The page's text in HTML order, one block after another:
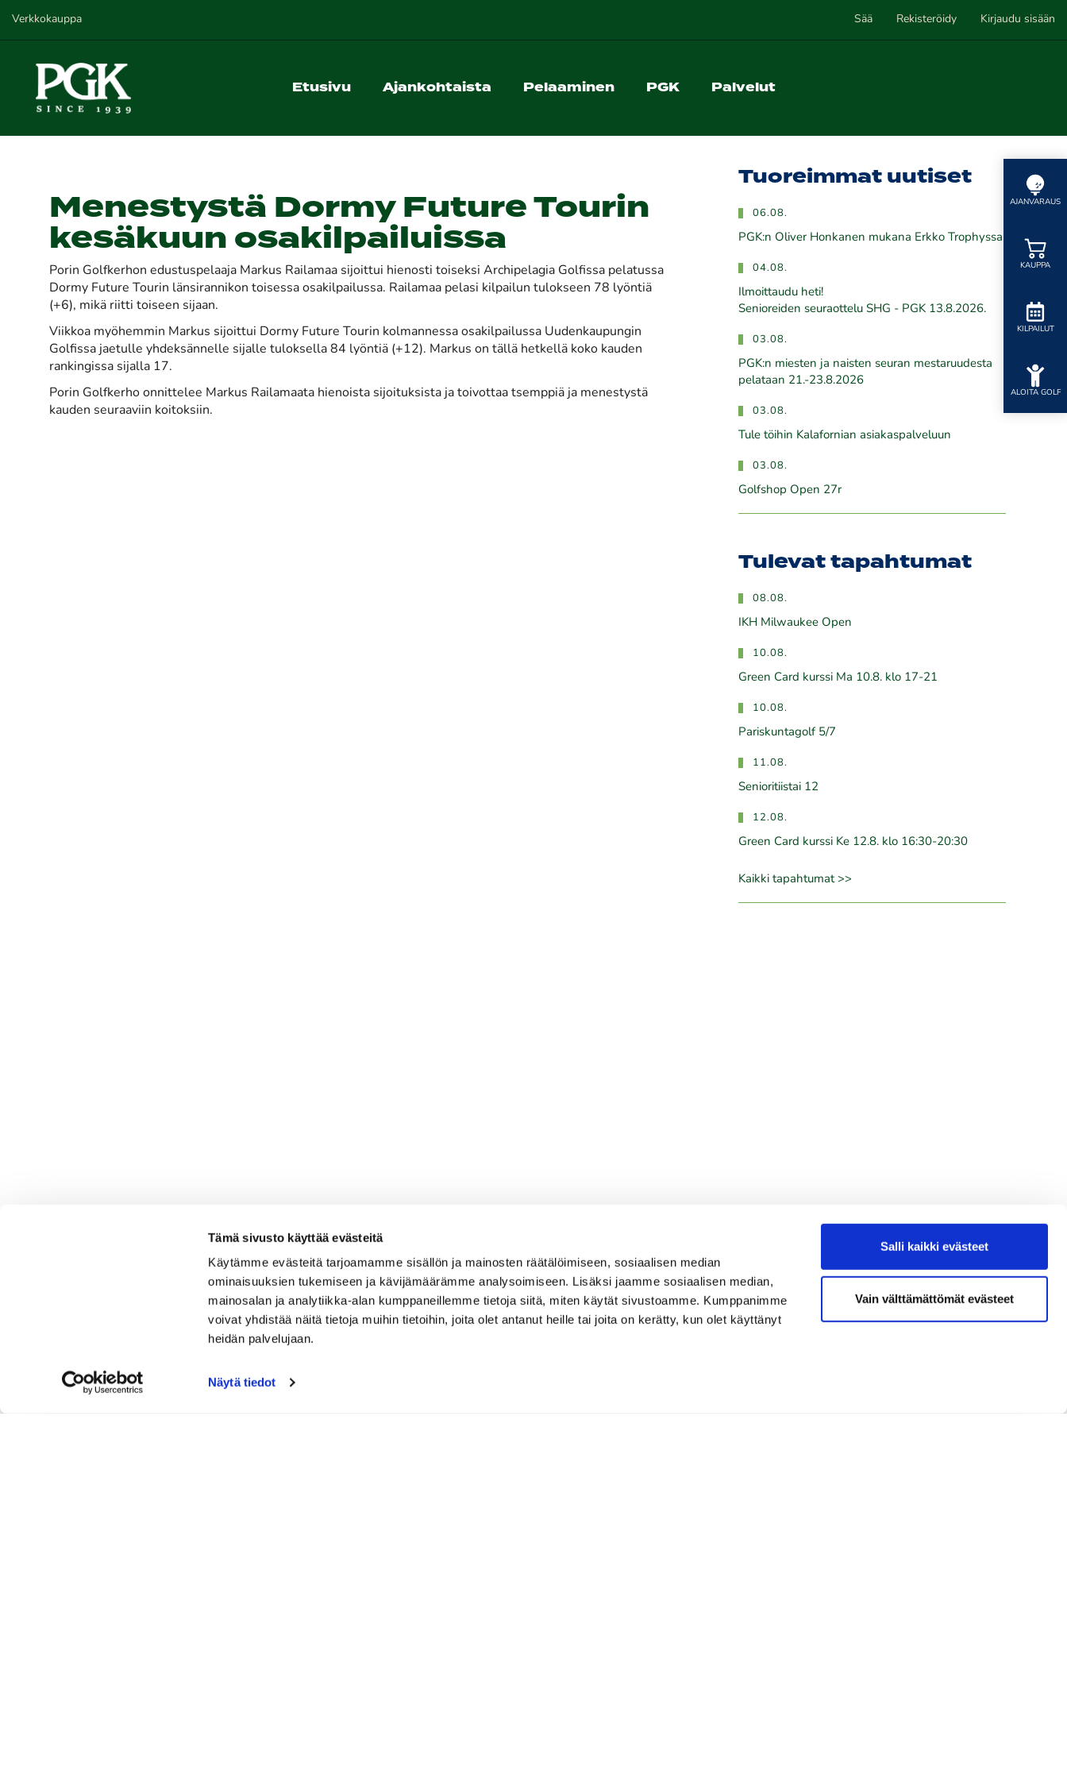
Tämä sivusto käyttää evästeitä
Käytämme evästeitä tarjoamamme sisällön ja mainosten räätälöimiseen, sosiaalisen median
ominaisuuksien tukemiseen ja kävijämäärämme analysoimiseen. Lisäksi jaamme sosiaalisen median,
mainosalan ja analytiikka-alan kumppaneillemme tietoja siitä, miten käytät sivustoamme. Kumppanimme
voivat yhdistää näitä tietoja muihin tietoihin, joita olet antanut heille tai joita on kerätty, kun olet käyttänyt
heidän palvelujaan.
Näytä tiedot
Salli kaikki evästeet
Vain välttämättömät evästeet
Verkkokauppa Sää Rekisteröidy Kirjaudu sisään
Etusivu Ajankohtaista Pelaaminen PGK Palvelut
AJANVARAUS
KAUPPA
KILPAILUT
ALOITA GOLF
Menestystä Dormy Future Tourin
kesäkuun osakilpailuissa
Porin Golfkerhon edustuspelaaja Markus Railamaa sijoittui hienosti toiseksi Archipelagia Golfissa pelatussa
Dormy Future Tourin länsirannikon toisessa osakilpailussa. Railamaa pelasi kilpailun tulokseen 78 lyöntiä
(+6), mikä riitti toiseen sijaan.
Viikkoa myöhemmin Markus sijoittui Dormy Future Tourin kolmannessa osakilpailussa Uudenkaupungin
Golfissa jaetulle yhdeksännelle sijalle tuloksella 84 lyöntiä (+12). Markus on tällä hetkellä koko kauden
rankingissa sijalla 17.
Porin Golfkerho onnittelee Markus Railamaata hienoista sijoituksista ja toivottaa tsemppiä ja menestystä
kauden seuraaviin koitoksiin.
Tuoreimmat uutiset
06.08.
PGK:n Oliver Honkanen mukana Erkko Trophyssa
04.08.
Ilmoittaudu heti!
​​​​​​​Senioreiden seuraottelu SHG - PGK 13.8.2026.
03.08.
PGK:n miesten ja naisten seuran mestaruudesta
pelataan 21.-23.8.2026
03.08.
Tule töihin Kalafornian asiakaspalveluun
03.08.
Golfshop Open 27r
Tulevat tapahtumat
08.08.
IKH Milwaukee Open
10.08.
Green Card kurssi Ma 10.8. klo 17-21
10.08.
Pariskuntagolf 5/7
11.08.
Senioritiistai 12
12.08.
Green Card kurssi Ke 12.8. klo 16:30-20:30
Kaikki tapahtumat >>